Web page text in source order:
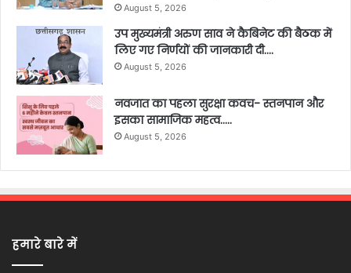
August 5, 2026
उप मुख्यमंत्री अरुण साव ने कैबिनेट की बैठक में
लिए गए निर्णयों की जानकारी दी….
August 5, 2026
नवजात का पहला सुरक्षा कवच- स्तनपान और
इसका सामाजिक महत्व…..
August 5, 2026
हमारे बारे में